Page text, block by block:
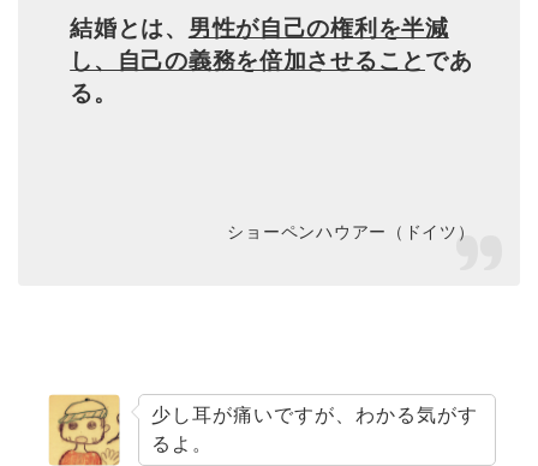
結婚とは、 男性が自己の権利を半減
し、自己の義務を倍加させること であ
る。
ショーペンハウアー（ドイツ）
少し耳が痛いですが、わかる気がす
るよ。